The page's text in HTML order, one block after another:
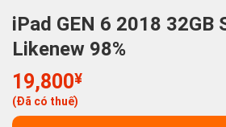
iPad GEN 6 2018 32GB
Likenew 98%
19,800¥
(Đã có thuế)